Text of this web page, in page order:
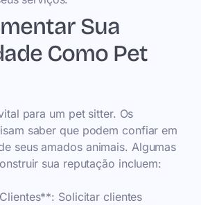
Sua
Como Pet
para um pet sitter. Os
saber que podem confiar em
seus amados animais. Algumas
sua reputação incluem:
Solicitar clientes